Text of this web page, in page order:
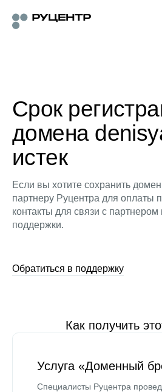
Срок
домена
истек
Если вы хотите сохранить
партнеру Руцентра для оплаты
контакты для связи с
поддержки.
Обратиться в поддержку
Как получить
Услуга «Доменный
Специалисты Руцентра